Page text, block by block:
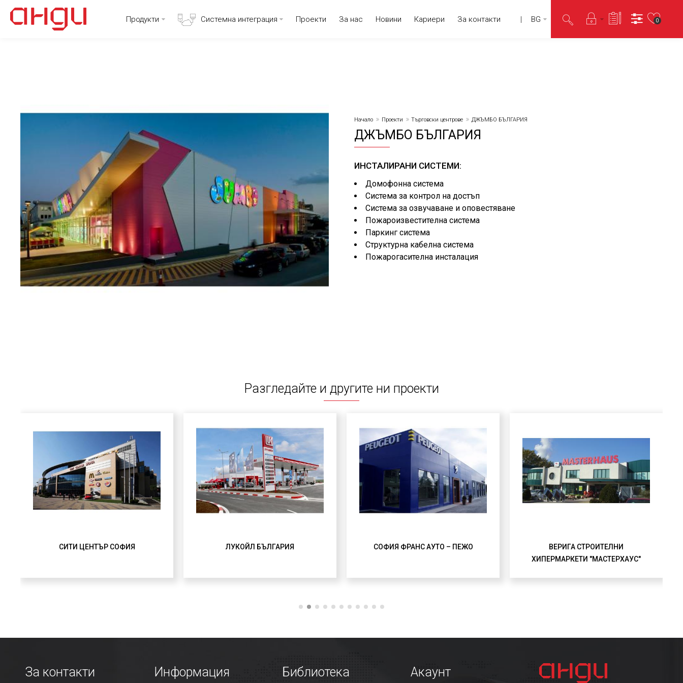
Продукти Системна интеграция Проекти За нас Новини Кариери За контакти BG 0
Начало Проекти Търговски центрове ДЖЪМБО БЪЛГАРИЯ
ДЖЪМБО БЪЛГАРИЯ
ИНСТАЛИРАНИ СИСТЕМИ:
Домофонна система
Система за контрол на достъп
Система за озвучаване и оповестяване
Пожароизвестителна система
Паркинг система
Структурна кабелна система
Пожарогасителна инсталация
Разгледайте и другите ни проекти
СИТИ ЦЕНТЪР СОФИЯ ЛУКОЙЛ БЪЛГАРИЯ СОФИЯ ФРАНС АУТО – ПЕЖО
ВЕРИГА СТРОИТЕЛНИ
ХИПЕРМАРКЕТИ "МАСТЕРХАУС"
За контакти Информация Библиотека Акаунт